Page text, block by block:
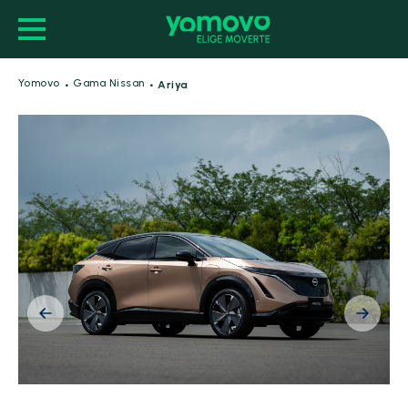
Yomovo · Gama Nissan · Ariya